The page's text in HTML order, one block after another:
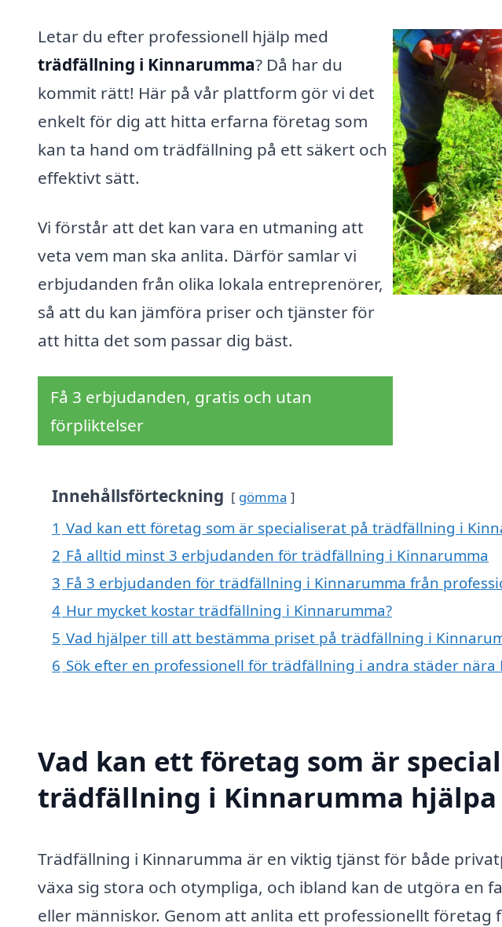
Letar du efter professionell hjälp med
trädfällning i Kinnarumma? Då har du
kommit rätt! Här på vår plattform gör vi det
enkelt för dig att hitta erfarna företag som
kan ta hand om trädfällning på ett säkert och
effektivt sätt.
Vi förstår att det kan vara en utmaning att
veta vem man ska anlita. Därför samlar vi
erbjudanden från olika lokala entreprenörer,
så att du kan jämföra priser och tjänster för
att hitta det som passar dig bäst.
Få 3 erbjudanden, gratis och utan
förpliktelser
Innehållsförteckning gömma
1 Vad kan ett företag som är specialiserat på trädfällning i
2 Få alltid minst 3 erbjudanden för trädfällning i Kinnarumma
3 Få 3 erbjudanden för trädfällning i Kinnarumma från
4 Hur mycket kostar trädfällning i Kinnarumma?
5 Vad hjälper till att bestämma priset på trädfällning i
6 Sök efter en professionell för trädfällning i andra städer nära
Vad kan ett företag som är
trädfällning i Kinnarumma
Trädfällning i Kinnarumma är en viktig tjänst för både
växa sig stora och otympliga, och ibland kan de utgöra en
eller människor. Genom att anlita ett professionellt